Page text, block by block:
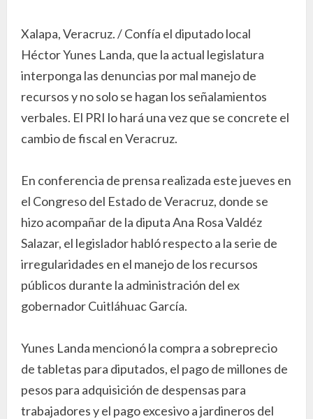
Xalapa, Veracruz. / Confía el diputado local
Héctor Yunes Landa, que la actual legislatura
interponga las denuncias por mal manejo de
recursos y no solo se hagan los señalamientos
verbales. El PRI lo hará una vez que se concrete el
cambio de fiscal en Veracruz.
En conferencia de prensa realizada este jueves en
el Congreso del Estado de Veracruz, donde se
hizo acompañar de la diputa Ana Rosa Valdéz
Salazar, el legislador habló respecto a la serie de
irregularidades en el manejo de los recursos
públicos durante la administración del ex
gobernador Cuitláhuac García.
Yunes Landa mencionó la compra a sobreprecio
de tabletas para diputados, el pago de millones de
pesos para adquisición de despensas para
trabajadores y el pago excesivo a jardineros del